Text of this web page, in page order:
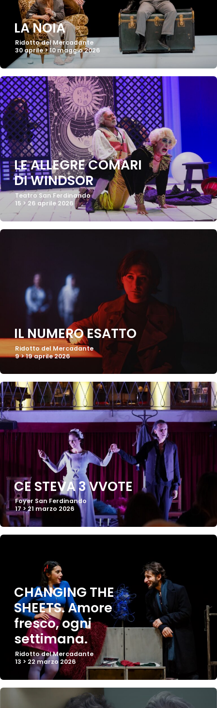
LA NOIA
Ridotto del Mercadante
30 aprile > 10 maggio 2026
LE ALLEGRE COMARI
DI WINDSOR
Teatro San Ferdinando
15 > 26 aprile 2026
IL NUMERO ESATTO
Ridotto del Mercadante
9 > 19 aprile 2026
CE STEVA 3 VVOTE
Foyer San Ferdinando
17 > 21 marzo 2026
CHANGING THE
SHEETS. Amore
fresco, ogni
settimana.
Ridotto del Mercadante
13 > 22 marzo 2026